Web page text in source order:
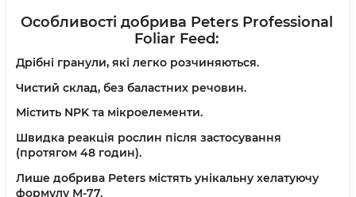
Особливості добрива Peters Professional
Foliar Feed:
Дрібні гранули, які легко розчиняються.
Чистий склад, без баластних речовин.
Містить NPK та мікроелементи.
Швидка реакція рослин після застосування
(протягом 48 годин).
Лише добрива Peters містять унікальну хелатуючу
формулу М-77.